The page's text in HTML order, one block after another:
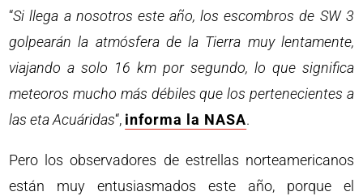
“Si llega a nosotros este año, los escombros de SW 3
golpearán la atmósfera de la Tierra muy lentamente,
viajando a solo 16 km por segundo, lo que significa
meteoros mucho más débiles que los pertenecientes a
las eta Acuáridas“, informa la NASA.
Pero los observadores de estrellas norteamericanos
están muy entusiasmados este año, porque el